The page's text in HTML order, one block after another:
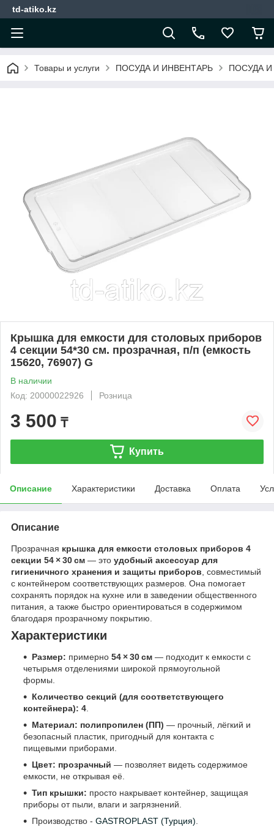
td-atiko.kz
Товары и услуги ПОСУДА И ИНВЕНТАРЬ ПОСУДА
Крышка для емкости для столовых приборов
4 секции 54*30 см. прозрачная, п/п (емкость
15620, 76907) G
В наличии
Код: 20000022926
Розница
3 500 ₸
Купить
Описание Характеристики Доставка Оплата
Описание
Прозрачная крышка для емкости столовых приборов 4
секции 54 × 30 см — это удобный аксессуар для
гигиеничного хранения и защиты приборов , совместимый
с контейнером соответствующих размеров. Она помогает
сохранять порядок на кухне или в заведении общественного
питания, а также быстро ориентироваться в содержимом
благодаря прозрачному покрытию.
Характеристики
Размер: примерно 54 × 30 см — подходит к емкости с
четырьмя отделениями широкой прямоугольной
формы.
Количество секций (для соответствующего
контейнера): 4.
Материал: полипропилен (ПП) — прочный, лёгкий и
безопасный пластик, пригодный для контакта с
пищевыми приборами.
Цвет: прозрачный — позволяет видеть содержимое
емкости, не открывая её.
Тип крышки: просто накрывает контейнер, защищая
приборы от пыли, влаги и загрязнений.
Производство - GASTROPLAST (Турция).